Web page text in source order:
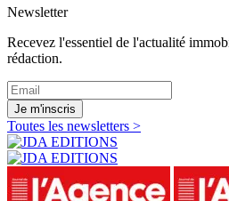
Newsletter
Recevez l'essentiel de l'actualité
rédaction.
Je m'inscris
Toutes les newsletters >